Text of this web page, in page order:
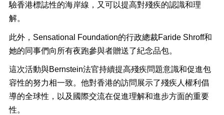
驗香港標誌性的海岸線，又可以提高對殘疾的認識和理
解。
此外， Sensational Foundation的行政總裁Faride Shroff和
她的同事們向所有夜跑參與者贈送了紀念品包。
這次活動與Bernstein法官持續提高殘疾問題意識和促進包
容性的努力相一致。他對香港的訪問展示了殘疾人權利倡
導的全球性，以及國際交流在促進理解和進步方面的重要
性。